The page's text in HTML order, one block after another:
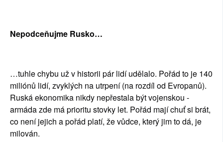
Nepodceňujme Rusko…
…tuhle chybu už v historii pár lidí udělalo. Pořád to je 140
miliónů lidí, zvyklých na utrpení (na rozdíl od Evropanů).
Ruská ekonomika nikdy nepřestala být vojenskou -
armáda zde má prioritu stovky let. Pořád mají chuť si brát,
co není jejich a pořád platí, že vůdce, který jim to dá, je
milován.